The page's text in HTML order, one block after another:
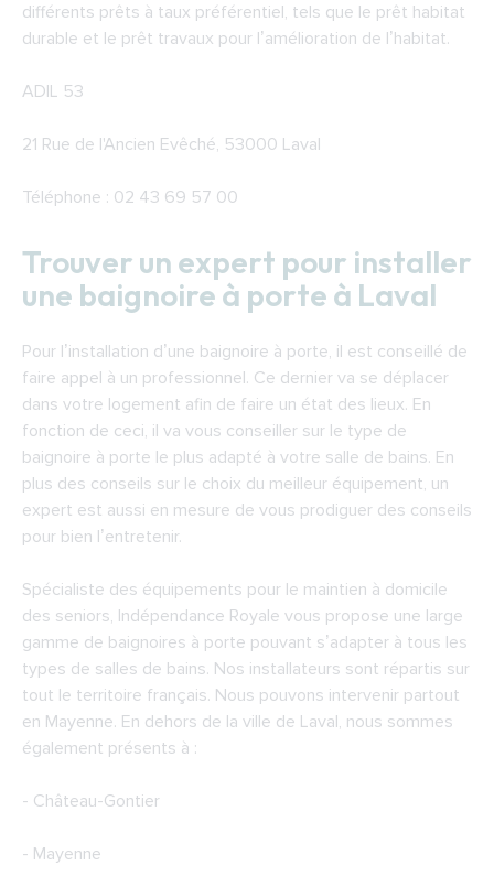
différents prêts à taux préférentiel, tels que le prêt habitat
durable et le prêt travaux pour l’amélioration de l’habitat.
ADIL 53
21 Rue de l'Ancien Evêché, 53000 Laval
Téléphone : 02 43 69 57 00
Trouver un expert pour installer
une baignoire à porte à Laval
Pour l’installation d’une baignoire à porte, il est conseillé de
faire appel à un professionnel. Ce dernier va se déplacer
dans votre logement afin de faire un état des lieux. En
fonction de ceci, il va vous conseiller sur le type de
baignoire à porte le plus adapté à votre salle de bains. En
plus des conseils sur le choix du meilleur équipement, un
expert est aussi en mesure de vous prodiguer des conseils
pour bien l’entretenir.
Spécialiste des équipements pour le maintien à domicile
des seniors, Indépendance Royale vous propose une large
gamme de baignoires à porte pouvant s’adapter à tous les
types de salles de bains. Nos installateurs sont répartis sur
tout le territoire français. Nous pouvons intervenir partout
en Mayenne. En dehors de la ville de Laval, nous sommes
également présents à :
- Château-Gontier
- Mayenne